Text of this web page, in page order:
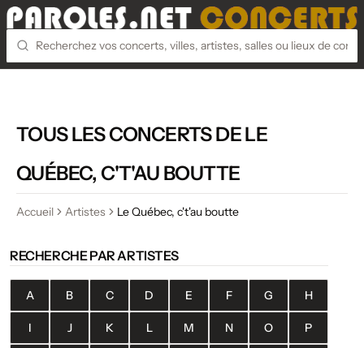
TOUS LES CONCERTS DE LE
QUÉBEC, C'T'AU BOUTTE
Accueil Artistes Le Québec, c't'au boutte
RECHERCHE PAR ARTISTES
A B C D E F G H
I J K L M N O P